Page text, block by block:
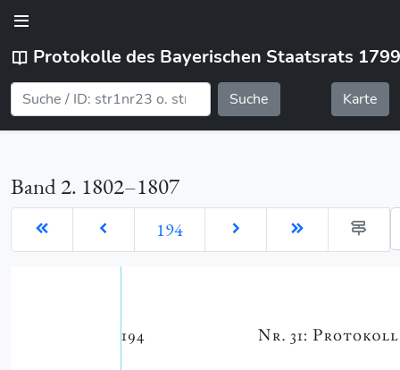
Protokolle des Bayerischen Staatsrats
Suche Karte
Band 2. 1802–1807
194